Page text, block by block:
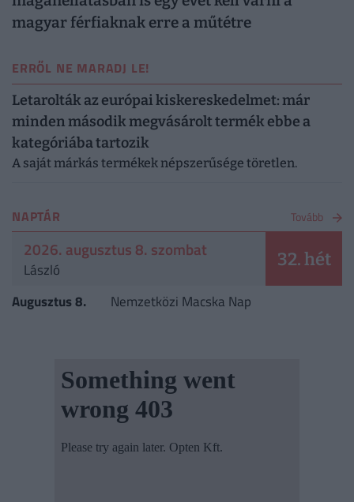
magyar férfiaknak erre a műtétre
ERRŐL NE MARADJ LE!
Letarolták az európai kiskereskedelmet: már
minden második megvásárolt termék ebbe a
kategóriába tartozik
A saját márkás termékek népszerűsége töretlen.
NAPTÁR Tovább
2026. augusztus 8. szombat
László 32. hét
Augusztus 8. Nemzetközi Macska Nap